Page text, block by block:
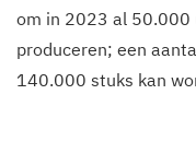
om in 2023 al 50.000
produceren; een
140.000 stuks kan